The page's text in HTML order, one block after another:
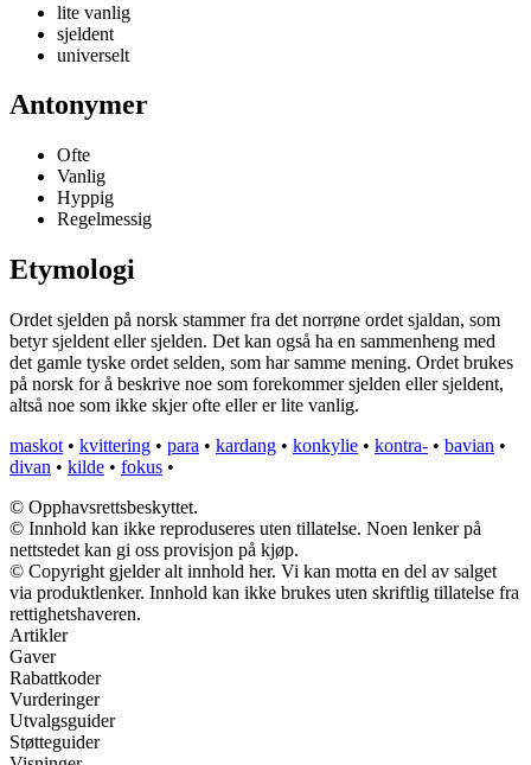
lite vanlig
sjeldent
universelt
Antonymer
Ofte
Vanlig
Hyppig
Regelmessig
Etymologi
Ordet sjelden på norsk stammer fra det norrøne ordet sjaldan, som
betyr sjeldent eller sjelden. Det kan også ha en sammenheng med
det gamle tyske ordet selden, som har samme mening. Ordet brukes
på norsk for å beskrive noe som forekommer sjelden eller sjeldent,
altså noe som ikke skjer ofte eller er lite vanlig.
maskot • kvittering • para • kardang • konkylie • kontra- • bavian •
divan • kilde • fokus •
© Opphavsrettsbeskyttet.
© Innhold kan ikke reproduseres uten tillatelse. Noen lenker på
nettstedet kan gi oss provisjon på kjøp.
© Copyright gjelder alt innhold her. Vi kan motta en del av salget
via produktlenker. Innhold kan ikke brukes uten skriftlig tillatelse fra
rettighetshaveren.
Artikler
Gaver
Rabattkoder
Vurderinger
Utvalgsguider
Støtteguider